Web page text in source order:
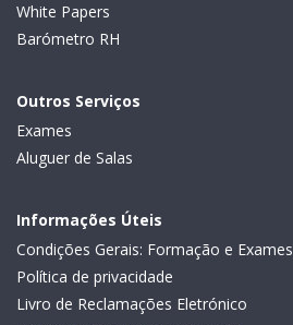
White Papers
Barómetro RH
Outros Serviços
Exames
Aluguer de Salas
Informações Úteis
Condições Gerais: Formação e Exames
Política de privacidade
Livro de Reclamações Eletrónico